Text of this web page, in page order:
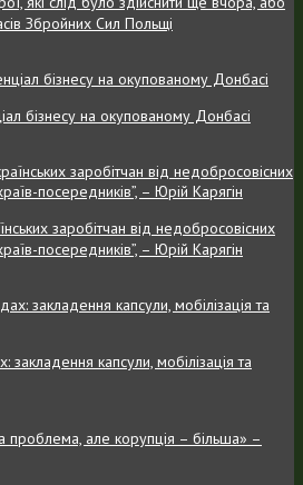
Збройних Cил Польщі
бізнесу на окупованому Донбасі
заробітчан від недобросовісних
посередників”, – Юрій Карягін
капсули, мобілізація та